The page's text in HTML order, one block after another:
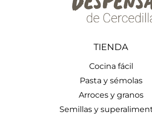
TIENDA
Cocina fácil
Pasta y sémolas
Arroces y granos
Semillas y